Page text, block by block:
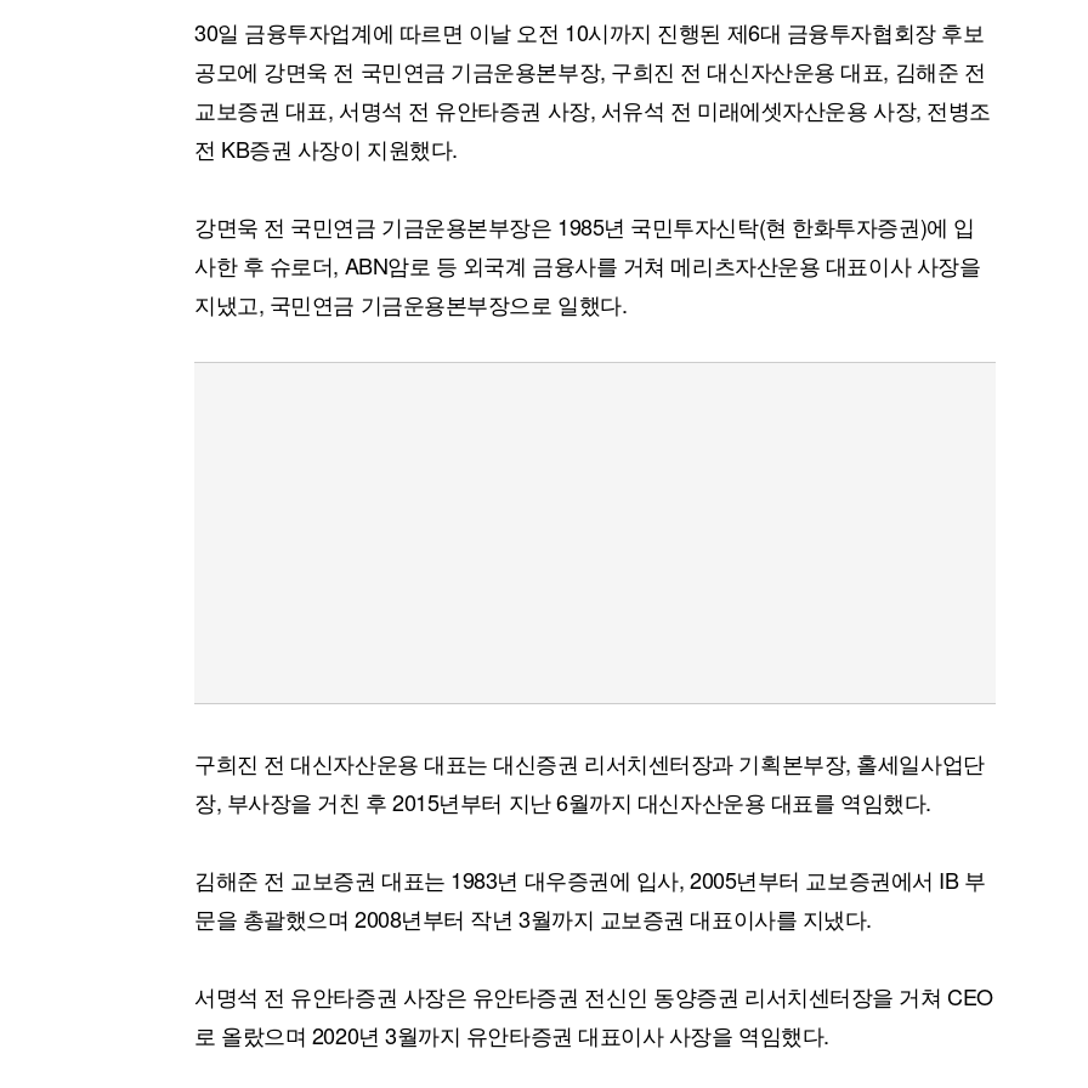
30일 금융투자업계에 따르면 이날 오전 10시까지 진행된 제6대 금융투자협회장 후보
공모에 강면욱 전 국민연금 기금운용본부장, 구희진 전 대신자산운용 대표, 김해준 전
교보증권 대표, 서명석 전 유안타증권 사장, 서유석 전 미래에셋자산운용 사장, 전병조
전 KB증권 사장이 지원했다.
강면욱 전 국민연금 기금운용본부장은 1985년 국민투자신탁(현 한화투자증권)에 입
사한 후 슈로더, ABN암로 등 외국계 금융사를 거쳐 메리츠자산운용 대표이사 사장을
지냈고, 국민연금 기금운용본부장으로 일했다.
구희진 전 대신자산운용 대표는 대신증권 리서치센터장과 기획본부장, 홀세일사업단
장, 부사장을 거친 후 2015년부터 지난 6월까지 대신자산운용 대표를 역임했다.
김해준 전 교보증권 대표는 1983년 대우증권에 입사, 2005년부터 교보증권에서 IB 부
문을 총괄했으며 2008년부터 작년 3월까지 교보증권 대표이사를 지냈다.
서명석 전 유안타증권 사장은 유안타증권 전신인 동양증권 리서치센터장을 거쳐 CEO
로 올랐으며 2020년 3월까지 유안타증권 대표이사 사장을 역임했다.